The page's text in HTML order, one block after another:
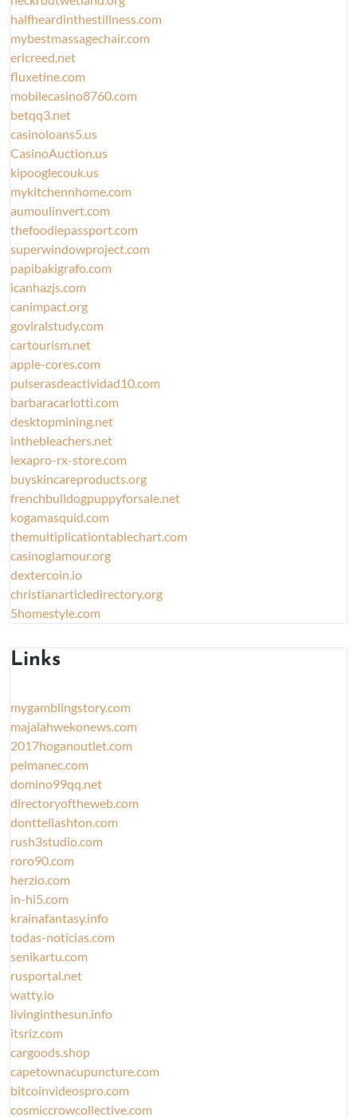
halfheardinthestillness.com
mybestmassagechair.com
ericreed.net
fluxetine.com
mobilecasino8760.com
betqq3.net
casinoloans5.us
CasinoAuction.us
kipooglecouk.us
mykitchennhome.com
aumoulinvert.com
thefoodiepassport.com
superwindowproject.com
papibakigrafo.com
icanhazjs.com
canimpact.org
goviralstudy.com
cartourism.net
apple-cores.com
pulserasdeactividad10.com
barbaracarlotti.com
desktopmining.net
inthebleachers.net
lexapro-rx-store.com
buyskincareproducts.org
frenchbulldogpuppyforsale.net
kogamasquid.com
themultiplicationtablechart.com
casinoglamour.org
dextercoin.io
christianarticledirectory.org
5homestyle.com
Links
mygamblingstory.com
majalahwekonews.com
2017hoganoutlet.com
pelmanec.com
domino99qq.net
directoryoftheweb.com
donttellashton.com
rush3studio.com
roro90.com
herzio.com
in-hi5.com
krainafantasy.info
todas-noticias.com
senikartu.com
rusportal.net
watty.io
livinginthesun.info
itsriz.com
cargoods.shop
capetownacupuncture.com
bitcoinvideospro.com
cosmiccrowcollective.com